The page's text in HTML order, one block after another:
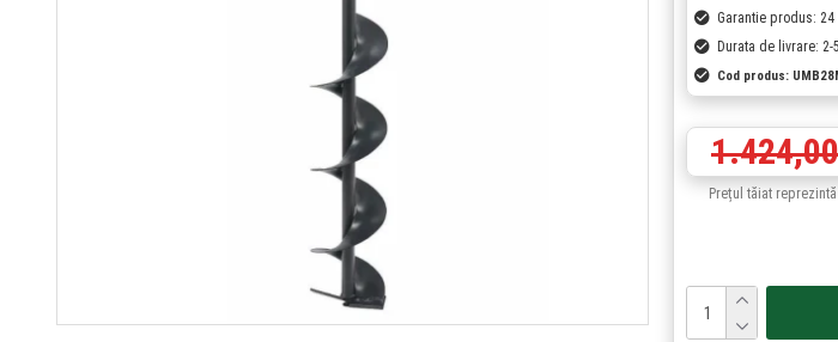
Garantie produs: 24
Durata de livrare: 2-
Cod produs:
Prețul tăiat